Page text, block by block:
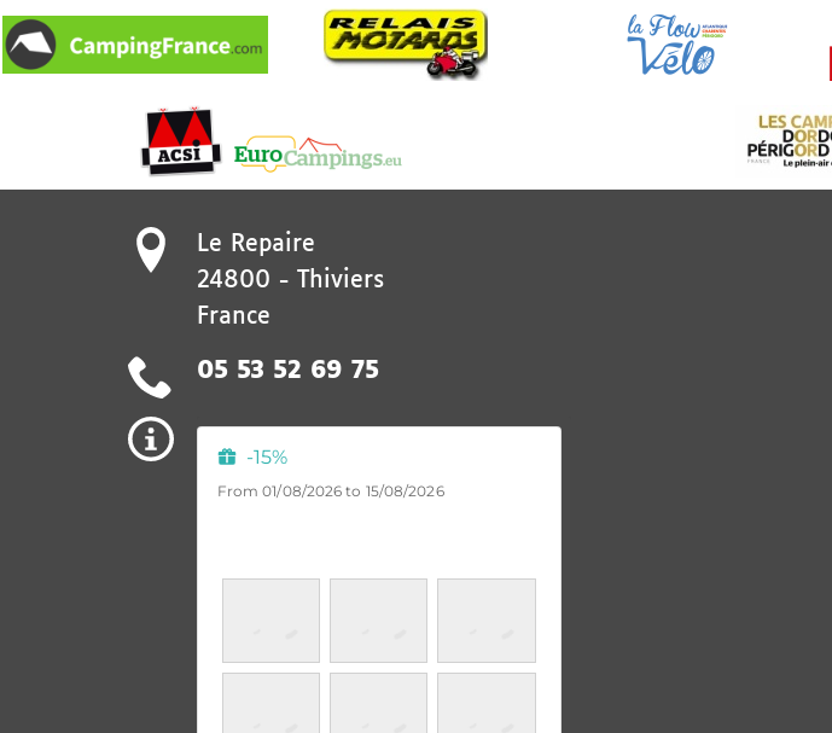
Le Repaire
24800 -
Thiviers
France
05 53 52 69 75